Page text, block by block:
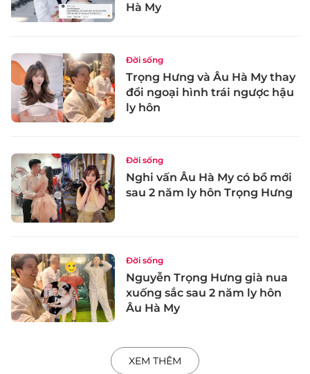
Hà My
Đời sống
Trọng Hưng và Âu Hà My thay
đổi ngoại hình trái ngược hậu
ly hôn
Đời sống
Nghi vấn Âu Hà My có bồ mới
sau 2 năm ly hôn Trọng Hưng
Đời sống
Nguyễn Trọng Hưng già nua
xuống sắc sau 2 năm ly hôn
Âu Hà My
XEM THÊM